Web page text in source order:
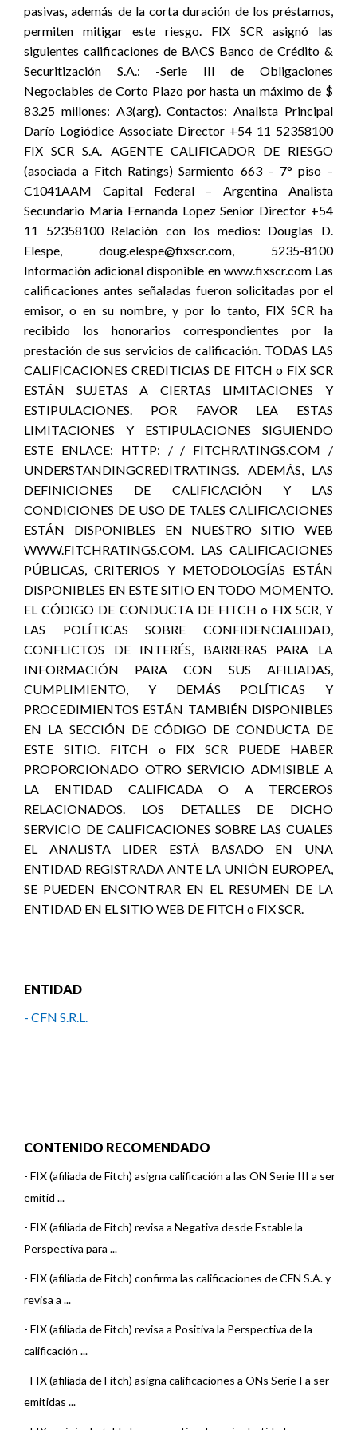
pasivas, además de la corta duración de los préstamos,
permiten mitigar este riesgo. FIX SCR asignó las
siguientes calificaciones de BACS Banco de Crédito &
Securitización S.A.: -Serie III de Obligaciones
Negociables de Corto Plazo por hasta un máximo de $
83.25 millones: A3(arg). Contactos: Analista Principal
Darío Logiódice Associate Director +54 11 52358100
FIX SCR S.A. AGENTE CALIFICADOR DE RIESGO
(asociada a Fitch Ratings) Sarmiento 663 – 7° piso –
C1041AAM Capital Federal – Argentina Analista
Secundario María Fernanda Lopez Senior Director +54
11 52358100 Relación con los medios: Douglas D.
Elespe, doug.elespe@fixscr.com, 5235-8100
Información adicional disponible en www.fixscr.com Las
calificaciones antes señaladas fueron solicitadas por el
emisor, o en su nombre, y por lo tanto, FIX SCR ha
recibido los honorarios correspondientes por la
prestación de sus servicios de calificación. TODAS LAS
CALIFICACIONES CREDITICIAS DE FITCH o FIX SCR
ESTÁN SUJETAS A CIERTAS LIMITACIONES Y
ESTIPULACIONES. POR FAVOR LEA ESTAS
LIMITACIONES Y ESTIPULACIONES SIGUIENDO
ESTE ENLACE: HTTP: / / FITCHRATINGS.COM /
UNDERSTANDINGCREDITRATINGS. ADEMÁS, LAS
DEFINICIONES DE CALIFICACIÓN Y LAS
CONDICIONES DE USO DE TALES CALIFICACIONES
ESTÁN DISPONIBLES EN NUESTRO SITIO WEB
WWW.FITCHRATINGS.COM. LAS CALIFICACIONES
PÚBLICAS, CRITERIOS Y METODOLOGÍAS ESTÁN
DISPONIBLES EN ESTE SITIO EN TODO MOMENTO.
EL CÓDIGO DE CONDUCTA DE FITCH o FIX SCR, Y
LAS POLÍTICAS SOBRE CONFIDENCIALIDAD,
CONFLICTOS DE INTERÉS, BARRERAS PARA LA
INFORMACIÓN PARA CON SUS AFILIADAS,
CUMPLIMIENTO, Y DEMÁS POLÍTICAS Y
PROCEDIMIENTOS ESTÁN TAMBIÉN DISPONIBLES
EN LA SECCIÓN DE CÓDIGO DE CONDUCTA DE
ESTE SITIO. FITCH o FIX SCR PUEDE HABER
PROPORCIONADO OTRO SERVICIO ADMISIBLE A
LA ENTIDAD CALIFICADA O A TERCEROS
RELACIONADOS. LOS DETALLES DE DICHO
SERVICIO DE CALIFICACIONES SOBRE LAS CUALES
EL ANALISTA LIDER ESTÁ BASADO EN UNA
ENTIDAD REGISTRADA ANTE LA UNIÓN EUROPEA,
SE PUEDEN ENCONTRAR EN EL RESUMEN DE LA
ENTIDAD EN EL SITIO WEB DE FITCH o FIX SCR.
ENTIDAD
- CFN S.R.L.
CONTENIDO RECOMENDADO
- FIX (afiliada de Fitch) asigna calificación a las ON Serie III a ser
emitid ...
- FIX (afiliada de Fitch) revisa a Negativa desde Estable la
Perspectiva para ...
- FIX (afiliada de Fitch) confirma las calificaciones de CFN S.A. y
revisa a ...
- FIX (afiliada de Fitch) revisa a Positiva la Perspectiva de la
calificación ...
- FIX (afiliada de Fitch) asigna calificaciones a ONs Serie I a ser
emitidas ...